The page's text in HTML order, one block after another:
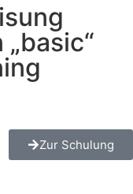
Zur Schulung